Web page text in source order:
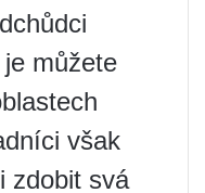
můžete
však
zdobit svá